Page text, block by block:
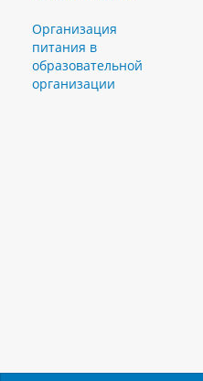
Организация
питания в
образовательной
организации